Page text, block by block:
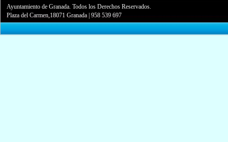
Ayuntamiento de Granada. Todos los Derechos Reservados.
Plaza del Carmen,18071 Granada |958 539 697